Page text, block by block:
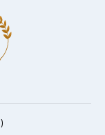
)